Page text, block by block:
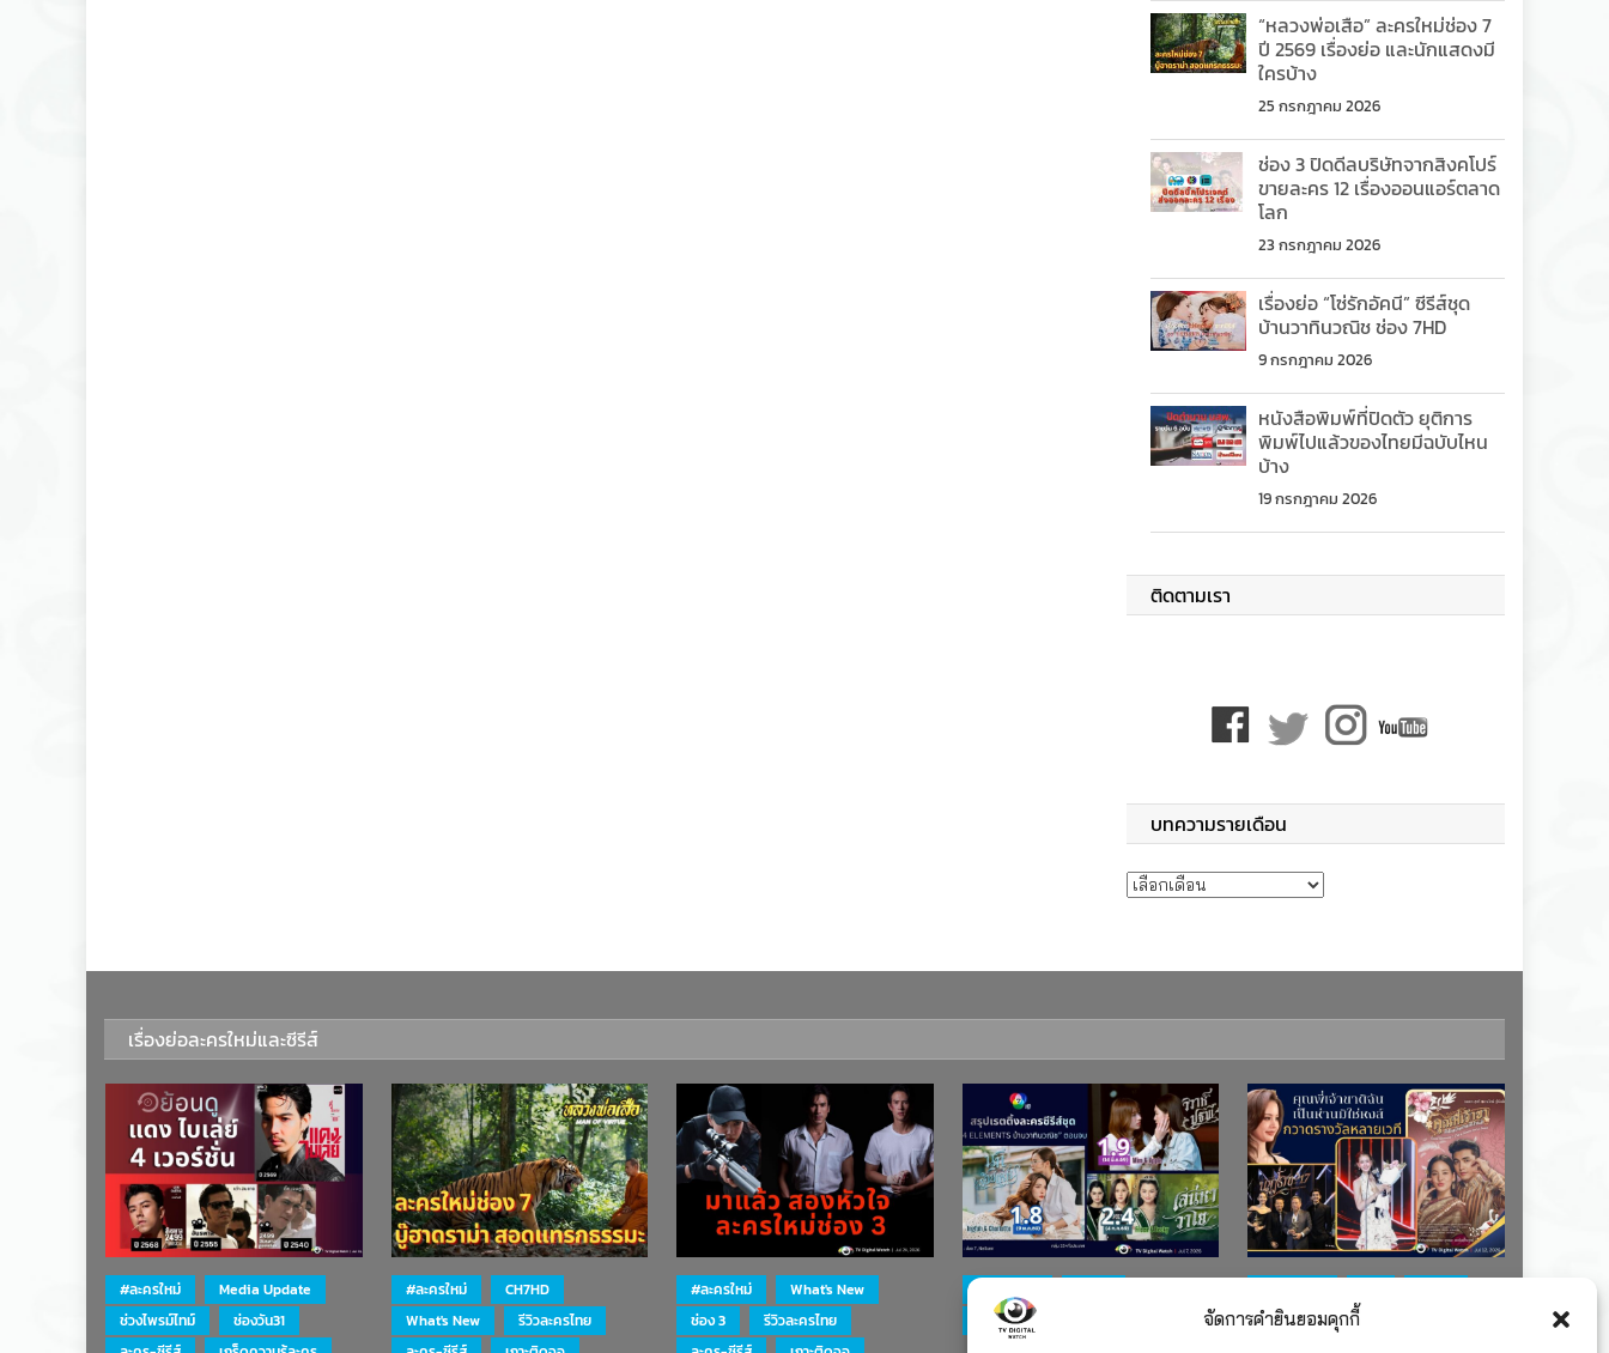
จัดการคำยินยอมคุกกี้
“หลวงพ่อเสือ” ละครใหม่ช่อง 7
ปี 2569 เรื่องย่อ และนักแสดงมี
ใครบ้าง
25 กรกฎาคม 2026
ช่อง 3 ปิดดีลบริษัทจากสิงคโปร์
ขายละคร 12 เรื่องออนแอร์ตลาด
โลก
23 กรกฎาคม 2026
เรื่องย่อ “โซ่รักอัคนี” ซีรีส์ชุด
บ้านวาทินวณิช ช่อง 7HD
9 กรกฎาคม 2026
หนังสือพิมพ์ที่ปิดตัว ยุติการ
พิมพ์ไปแล้วของไทยมีฉบับไหน
บ้าง
19 กรกฎาคม 2026
ติดตามเรา
บทความรายเดือน
บทความรายเดือน
เรื่องย่อละครใหม่และซีรีส์
#ละครใหม่
Media Update
ช่วงไพรม์ไทม์
ช่องวัน31
#ละครใหม่
CH7HD
What's New
รีวิวละครไทย
#ละครใหม่
What's New
ช่อง 3
รีวิวละครไทย
ละคร-ซีรีส์
รางวัล
ละคร-ซีรีส์